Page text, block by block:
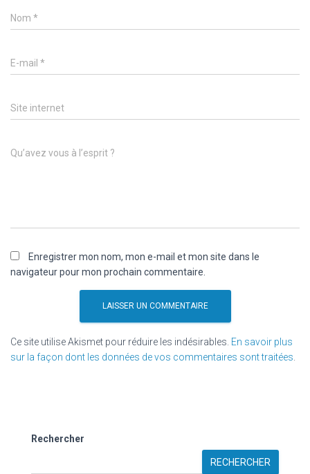
Nom *
E-mail *
Site internet
Qu’avez vous à l’esprit ?
Enregistrer mon nom, mon e-mail et mon site dans le
navigateur pour mon prochain commentaire.
Ce site utilise Akismet pour réduire les indésirables. En savoir plus
sur la façon dont les données de vos commentaires sont traitées
Rechercher
RECHERCHER